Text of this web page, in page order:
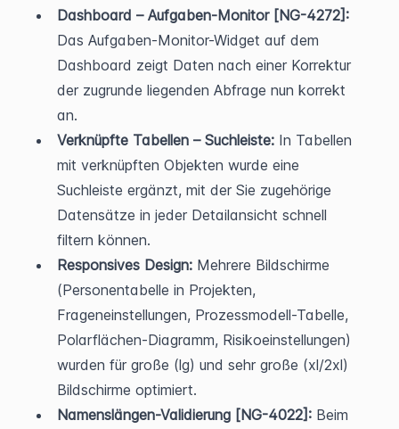
Dashboard – Aufgaben-Monitor [NG-4272]:
Das Aufgaben-Monitor-Widget auf dem
Dashboard zeigt Daten nach einer Korrektur
der zugrunde liegenden Abfrage nun korrekt
an.
Verknüpfte Tabellen – Suchleiste: In Tabellen
mit verknüpften Objekten wurde eine
Suchleiste ergänzt, mit der Sie zugehörige
Datensätze in jeder Detailansicht schnell
filtern können.
Responsives Design: Mehrere Bildschirme
(Personentabelle in Projekten,
Frageneinstellungen, Prozessmodell-Tabelle,
Polarflächen-Diagramm, Risikoeinstellungen)
wurden für große (lg) und sehr große (xl/2xl)
Bildschirme optimiert.
Namenslängen-Validierung [NG-4022]: Beim